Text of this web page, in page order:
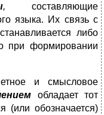
, состав­ляющие
языка. Их связь с
либо
при формировании
и смысловое
обладает тот
(или обозначается)